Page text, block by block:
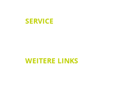
SERVICE
WEITERE LINKS